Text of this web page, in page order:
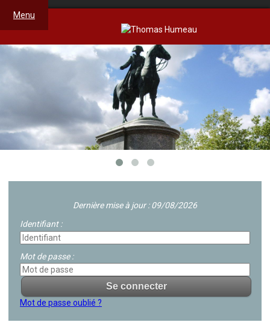
Menu
Dernière mise à jour : 09/08/2026
Identifiant :
Mot de passe :
Mot de passe oublié ?